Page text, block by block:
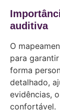
auditiva
O
para
forma
detalhado,
evidências,
confortável.